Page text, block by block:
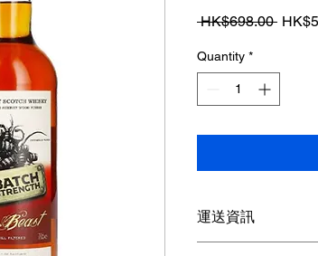
HK$698.00
Quantity *
運送資訊